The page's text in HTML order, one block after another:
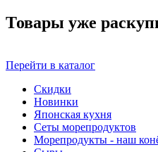
Товары уже
Перейти в каталог
Скидки
Новинки
Японская кухня
Сеты морепродуктов
Морепродукты - наш